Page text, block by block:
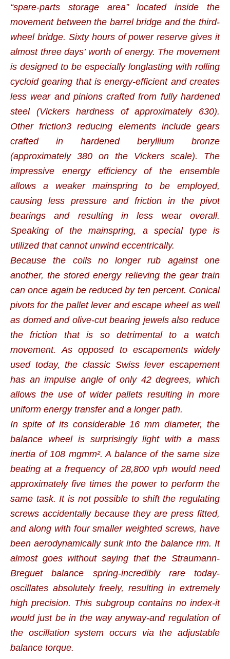
“spare-parts storage area” located inside the
movement between the barrel bridge and the third-
wheel bridge. Sixty hours of power reserve gives it
almost three days’ worth of energy. The movement
is designed to be especially longlasting with rolling
cycloid gearing that is energy-efficient and creates
less wear and pinions crafted from fully hardened
steel (Vickers hardness of approximately 630).
Other friction3 reducing elements include gears
crafted in hardened beryllium bronze
(approximately 380 on the Vickers scale). The
impressive energy efficiency of the ensemble
allows a weaker mainspring to be employed,
causing less pressure and friction in the pivot
bearings and resulting in less wear overall.
Speaking of the mainspring, a special type is
utilized that cannot unwind eccentrically.
Because the coils no longer rub against one
another, the stored energy relieving the gear train
can once again be reduced by ten percent. Conical
pivots for the pallet lever and escape wheel as well
as domed and olive-cut bearing jewels also reduce
the friction that is so detrimental to a watch
movement. As opposed to escapements widely
used today, the classic Swiss lever escapement
has an impulse angle of only 42 degrees, which
allows the use of wider pallets resulting in more
uniform energy transfer and a longer path.
In spite of its considerable 16 mm diameter, the
balance wheel is surprisingly light with a mass
inertia of 108 mgmm². A balance of the same size
beating at a frequency of 28,800 vph would need
approximately five times the power to perform the
same task. It is not possible to shift the regulating
screws accidentally because they are press fitted,
and along with four smaller weighted screws, have
been aerodynamically sunk into the balance rim. It
almost goes without saying that the Straumann-
Breguet balance spring-incredibly rare today-
oscillates absolutely freely, resulting in extremely
high precision. This subgroup contains no index-it
would just be in the way anyway-and regulation of
the oscillation system occurs via the adjustable
balance torque.